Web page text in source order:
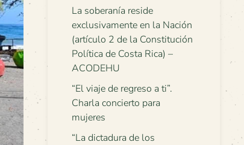
La soberanía reside
exclusivamente en la Nación
(artículo 2 de la Constitución
Política de Costa Rica) –
ACODEHU
“El viaje de regreso a ti”.
Charla concierto para
mujeres
“La dictadura de los